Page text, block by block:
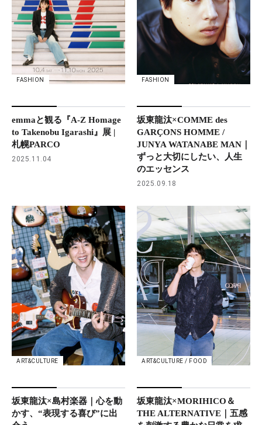
FASHION
emmaと観る『A-Z Homage
to Takenobu Igarashi』展 |
札幌PARCO
2025.11.04
FASHION
坂東龍汰×COMME des
GARÇONS HOMME /
JUNYA WATANABE MAN｜
ずっと大切にしたい、人生
のエッセンス
2025.09.18
ART&CULTURE
坂東龍汰×島村楽器｜心を動
かす、“表現する喜び”に出
ART&CULTURE / FOOD
坂東龍汰×MORIHICO＆
THE ALTERNATIVE｜五感